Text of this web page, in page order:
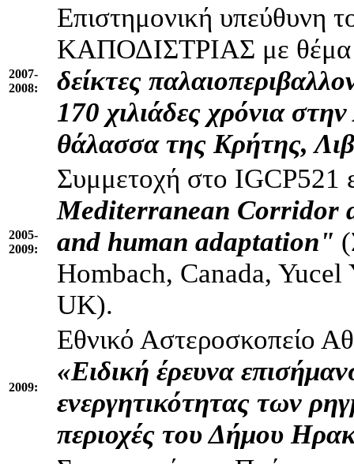
2007-
2008:
Επιστημονική υπεύθυνη
ΚΑΠΟΔΙΣΤΡΙΑΣ με
δείκτες
170 χιλιάδες χρόνια
θάλασσα της Κρήτης,
2005-
2009:
Συμμετοχή στο IGCP521
Mediterranean Corridor
and human adaptation"
Hombach, Canada,
UK).
2009:
Εθνικό Αστεροσκοπείο
«Ειδική έρευνα
ενεργητικότητας των
περιοχές του Δήμου